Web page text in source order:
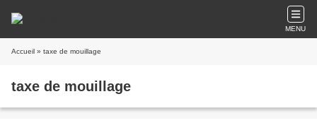
MENU
Accueil » taxe de mouillage
taxe de mouillage